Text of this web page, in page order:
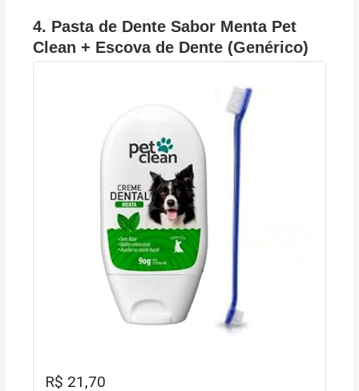
4. Pasta de Dente Sabor Menta Pet
Clean + Escova de Dente (Genérico)
R$ 21,70